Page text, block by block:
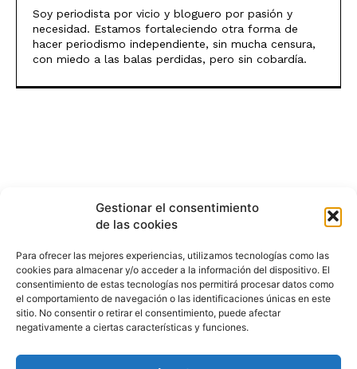
Gestionar el consentimiento
de las cookies
Para ofrecer las mejores experiencias, utilizamos tecnologías como las
cookies para almacenar y/o acceder a la información del dispositivo. El
consentimiento de estas tecnologías nos permitirá procesar datos como
el comportamiento de navegación o las identificaciones únicas en este
sitio. No consentir o retirar el consentimiento, puede afectar
negativamente a ciertas características y funciones.
Soy periodista por vicio y bloguero por pasión y
necesidad. Estamos fortaleciendo otra forma de
hacer periodismo independiente, sin mucha censura,
con miedo a las balas perdidas, pero sin cobardía.